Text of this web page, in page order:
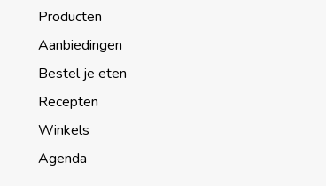
Producten
Aanbiedingen
Bestel je eten
Recepten
Winkels
Agenda